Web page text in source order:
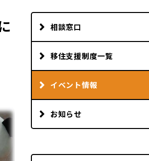
移住支援
相談窓口
移住支援制度一覧
イベント情報
お知らせ